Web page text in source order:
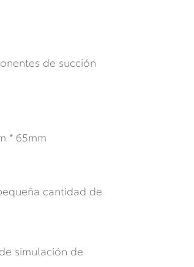
de succión
* 65mm
cantidad de
simulación de